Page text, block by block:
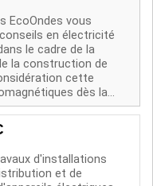
EcoOndes vous
en électricité
le cadre de la
la construction de
cette
dès la...
d'installations
et de